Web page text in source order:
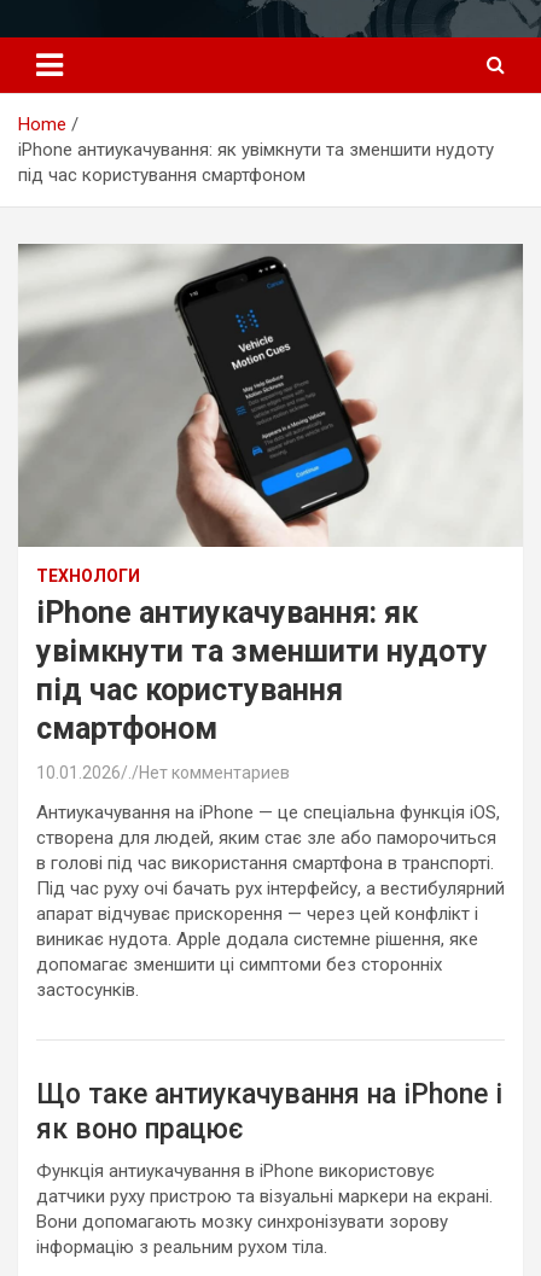
к
содержимому
Home
iPhone антиукачування: як увімкнути та зменшити нудоту
під час користування смартфоном
ТЕХНОЛОГИ
iPhone антиукачування: як
увімкнути та зменшити нудоту
під час користування
смартфоном
10.01.2026 Нет комментариев
Антиукачування на iPhone — це спеціальна функція iOS,
створена для людей, яким стає зле або паморочиться
в голові під час використання смартфона в транспорті.
Під час руху очі бачать рух інтерфейсу, а вестибулярний
апарат відчуває прискорення — через цей конфлікт і
виникає нудота. Apple додала системне рішення, яке
допомагає зменшити ці симптоми без сторонніх
застосунків.
Що таке антиукачування на iPhone і
як воно працює
Функція антиукачування в iPhone використовує
датчики руху пристрою та візуальні маркери на екрані.
Вони допомагають мозку синхронізувати зорову
інформацію з реальним рухом тіла.